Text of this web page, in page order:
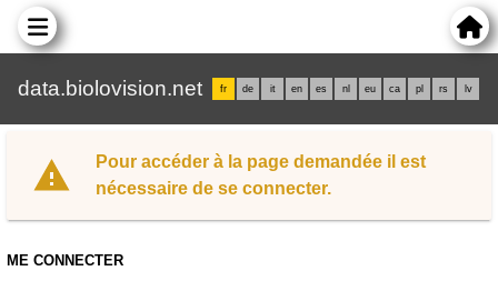
data.biolovision.net fr de it en es nl eu ca pl rs lv
Pour accéder à la page demandée il est
nécessaire de se connecter.
ME CONNECTER